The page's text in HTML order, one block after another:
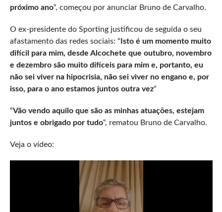
próximo ano“, começou por anunciar Bruno de Carvalho.
O ex-presidente do Sporting justificou de seguida o seu
afastamento das redes sociais: “ Isto é um momento muito
difícil para mim, desde Alcochete que outubro, novembro
e dezembro são muito difíceis para mim e, portanto, eu
não sei viver na hipocrisia, não sei viver no engano e, por
isso, para o ano estamos juntos outra vez“
“Vão vendo aquilo que são as minhas atuações, estejam
juntos e obrigado por tudo“, rematou Bruno de Carvalho.
Veja o vídeo: